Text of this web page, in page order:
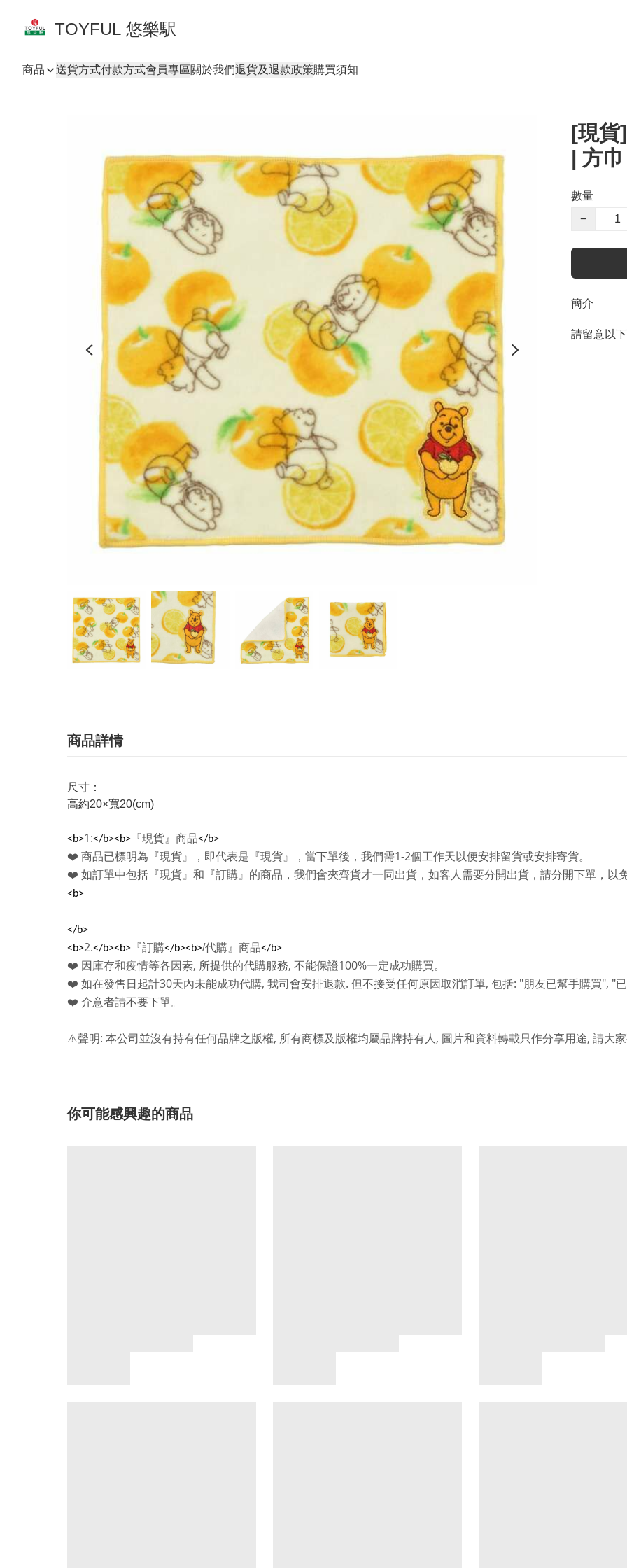
TOYFUL 悠樂駅
商品 送貨方式付款方式會員專區關於我們退貨及退款政策購買須知
[現貨
| 方
數量
−
簡介
請留意以
商品詳情
尺寸：
高約20×寬20(cm)
<b>1:</b><b> 『現貨』商品</b>
❤️ 商品已標明為『現貨』，即代表是『現貨』，當下單後，我們需1-2個工作天以便安排留貨或安排寄貨。
❤️ 如訂單中包括『現貨』和『訂購』的商品，我們會夾齊貨才一同出貨，如客人需要分開出貨，請分開下單，以
<b>
</b>
<b>2.</b><b> 『訂購</b><b>/代購』商品</b>
❤️ 因庫存和疫情等各因素, 所提供的代購服務, 不能保證100%一定成功購買。
❤️ 如在發售日起計30天內未能成功代購, 我司會安排退款. 但不接受任何原因取消訂單, 包括: "朋友已幫手購買", "
❤️ 介意者請不要下單。
⚠️聲明: 本公司並沒有持有任何品牌之版權, 所有商標及版權均屬品牌持有人 , 圖片和資料轉載只作分享用途, 請大
你可能感興趣的商品